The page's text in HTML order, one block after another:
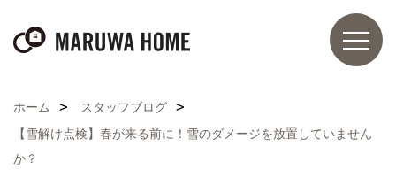
ホーム
スタッフブログ
【雪解け点検】春が来る前に！雪のダメージを放置していません
か？